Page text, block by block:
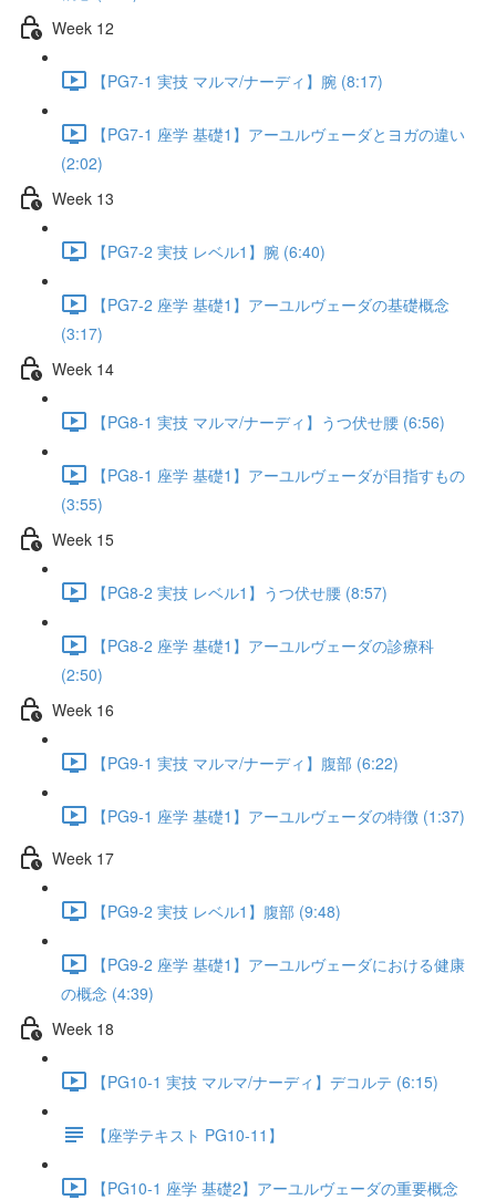
Week 12
【PG7-1 実技 マルマ/ナーディ】腕 (8:17)
【PG7-1 座学 基礎1】アーユルヴェーダとヨガの違い
(2:02)
Week 13
【PG7-2 実技 レベル1】腕 (6:40)
【PG7-2 座学 基礎1】アーユルヴェーダの基礎概念
(3:17)
Week 14
【PG8-1 実技 マルマ/ナーディ】うつ伏せ腰 (6:56)
【PG8-1 座学 基礎1】アーユルヴェーダが目指すもの
(3:55)
Week 15
【PG8-2 実技 レベル1】うつ伏せ腰 (8:57)
【PG8-2 座学 基礎1】アーユルヴェーダの診療科
(2:50)
Week 16
【PG9-1 実技 マルマ/ナーディ】腹部 (6:22)
【PG9-1 座学 基礎1】アーユルヴェーダの特徴 (1:37)
Week 17
【PG9-2 実技 レベル1】腹部 (9:48)
【PG9-2 座学 基礎1】アーユルヴェーダにおける健康
の概念 (4:39)
Week 18
【PG10-1 実技 マルマ/ナーディ】デコルテ (6:15)
【座学テキスト PG10-11】
【PG10-1 座学 基礎2】アーユルヴェーダの重要概念